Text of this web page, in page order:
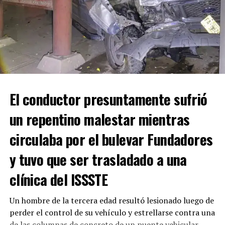
Con Información tomada de EL DIARIO DE COAHUILA
RELATED TOPICS:
UP NEXT
DETIENEN A PROBABLE RESPONSABLE DE HOMICIDIO EN
DON'T MISS
MUERE MUJER REPENTINAMENTE EN LABORATORIO DE
SALTILLO
El conductor presuntamente sufrió
un repentino malestar mientras
circulaba por el bulevar Fundadores
y tuvo que ser trasladado a una
clínica del ISSSTE
Un hombre de la tercera edad resultó lesionado luego de
perder el control de su vehículo y estrellarse contra una